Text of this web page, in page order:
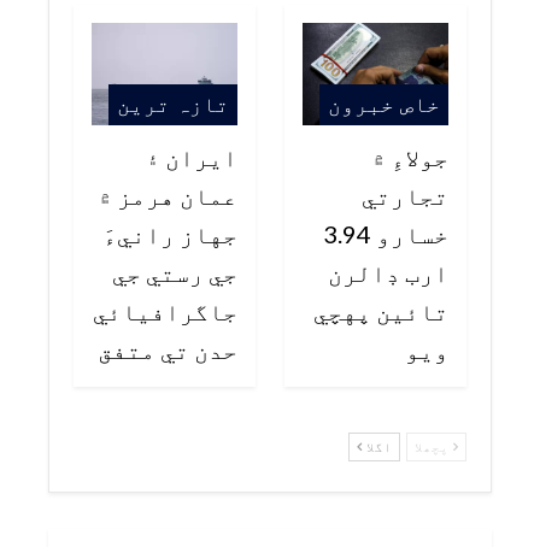
خاص خبرون
جولاءِ ۾
تجارتي
خسارو 3.94
ارب ڊالرن
تائين پهچي
ويو
تازہ ترین
ايران ۽
عمان هرمز ۾
جهاز رانيءَ
جي رستي جي
جاگرافيائي
حدن تي متفق
پچھلا اگلا